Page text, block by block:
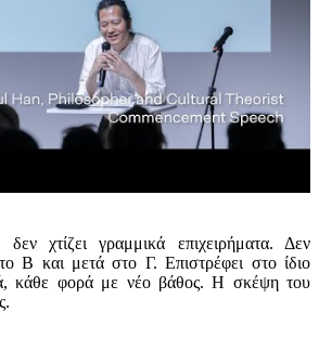
χτίζει γραμμικά επιχειρήματα. Δεν
Β και μετά στο Γ. Επιστρέφει στο ίδιο
κάθε φορά με νέο βάθος. Η σκέψη του